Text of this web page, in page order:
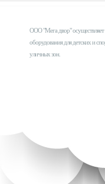
ООО "Мега двор" осуществляет
оборудования для детских и
уличных зон.